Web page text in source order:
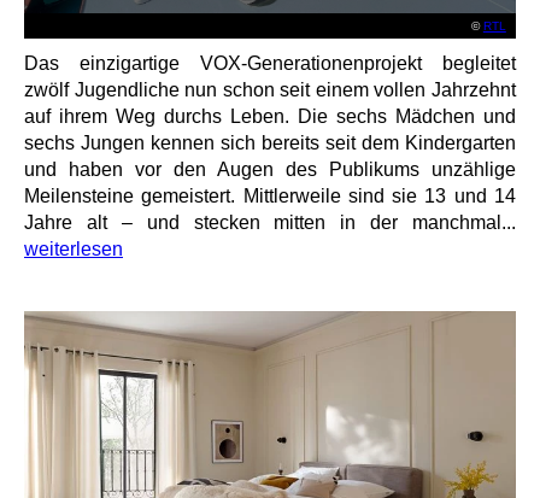
©RTL
Das einzigartige VOX-Generationenprojekt begleitet
zwölf Jugendliche nun schon seit einem vollen Jahrzehnt
auf ihrem Weg durchs Leben. Die sechs Mädchen und
sechs Jungen kennen sich bereits seit dem Kindergarten
und haben vor den Augen des Publikums unzählige
Meilensteine gemeistert. Mittlerweile sind sie 13 und 14
Jahre alt – und stecken mitten in der manchmal...
weiterlesen